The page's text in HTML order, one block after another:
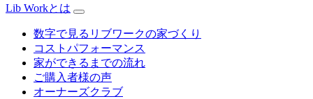
Lib Workとは
数字で見るリブワークの家づくり
コストパフォーマンス
家ができるまでの流れ
ご購入者様の声
オーナーズクラブ